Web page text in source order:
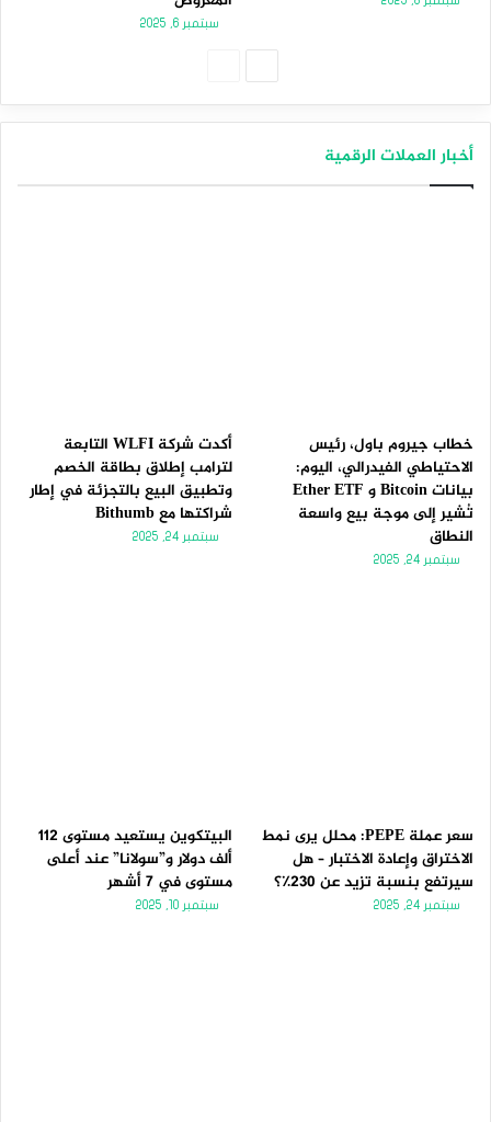
سبتمبر 6, 2025
أخبار العملات الرقمية
خطاب جيروم باول، رئيس
الاحتياطي الفيدرالي، اليوم:
بيانات Bitcoin و Ether ETF
تُشير إلى موجة بيع واسعة
النطاق
سبتمبر 24, 2025
أكدت شركة WLFI التابعة
لترامب إطلاق بطاقة الخصم
وتطبيق البيع بالتجزئة في إطار
شراكتها مع Bithumb
سبتمبر 24, 2025
سعر عملة PEPE: محلل يرى نمط
الاختراق وإعادة الاختبار – هل
سيرتفع بنسبة تزيد عن 230٪؟
سبتمبر 24, 2025
البيتكوين يستعيد مستوى 112
ألف دولار و”سولانا” عند أعلى
مستوى في 7 أشهر
سبتمبر 10, 2025